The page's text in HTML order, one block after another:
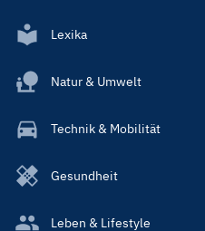
Lexika
Natur & Umwelt
Technik & Mobilität
Gesundheit
Leben & Lifestyle